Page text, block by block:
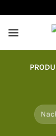
Inhalt
springen